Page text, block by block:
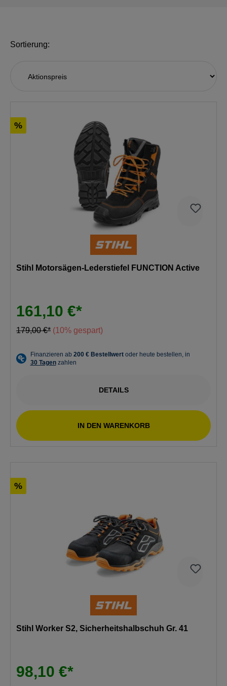
Sortierung:
%
Stihl Motorsägen-Lederstiefel FUNCTION Active
161,10 €*
179,00 €* (10% gespart)
DETAILS
IN DEN WARENKORB
%
Stihl Worker S2, Sicherheitshalbschuh Gr. 41
98,10 €*